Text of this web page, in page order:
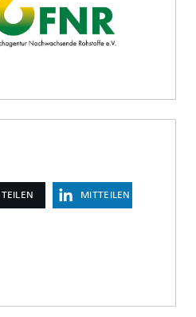
TEILEN MITTEILEN